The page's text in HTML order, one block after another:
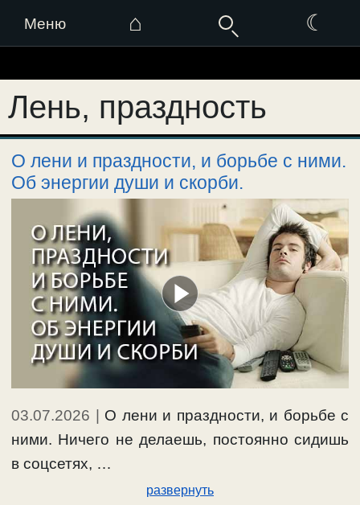
Меню ⌂ ☾
к
содержимому
Лень, праздность
О лени и праздности, и борьбе с ними.
Об энергии души и скорби.
03.07.2026 | О лени и праздности, и борьбе с
ними. Ничего не делаешь, постоянно сидишь
в соцсетях, …
развернуть